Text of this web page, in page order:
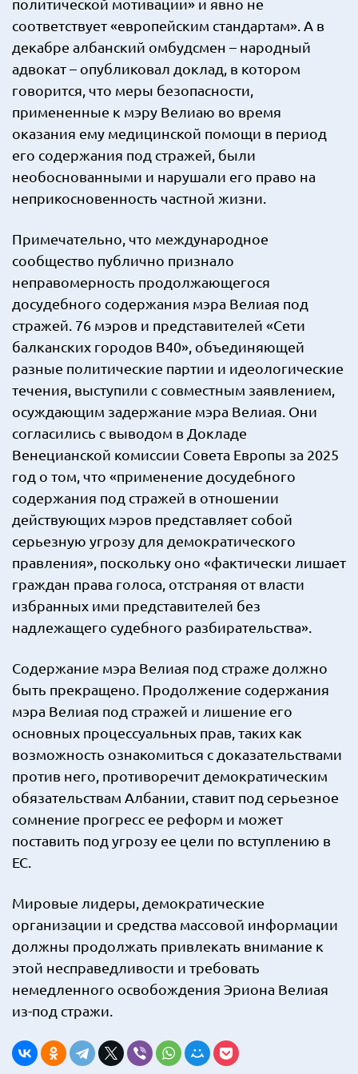
политической мотивации» и явно не
соответствует «европейским стандартам». А в
декабре албанский омбудсмен – народный
адвокат – опубликовал доклад, в котором
говорится, что меры безопасности,
примененные к мэру Велиаю во время
оказания ему медицинской помощи в период
его содержания под стражей, были
необоснованными и нарушали его право на
неприкосновенность частной жизни.
Примечательно, что международное
сообщество публично признало
неправомерность продолжающегося
досудебного содержания мэра Велиая под
стражей. 76 мэров и представителей «Сети
балканских городов B40», объединяющей
разные политические партии и идеологические
течения, выступили с совместным заявлением,
осуждающим задержание мэра Велиая. Они
согласились с выводом в Докладе
Венецианской комиссии Совета Европы за 2025
год о том, что «применение досудебного
содержания под стражей в отношении
действующих мэров представляет собой
серьезную угрозу для демократического
правления», поскольку оно «фактически лишает
граждан права голоса, отстраняя от власти
избранных ими представителей без
надлежащего судебного разбирательства».
Содержание мэра Велиая под страже должно
быть прекращено. Продолжение содержания
мэра Велиая под стражей и лишение его
основных процессуальных прав, таких как
возможность ознакомиться с доказательствами
против него, противоречит демократическим
обязательствам Албании, ставит под серьезное
сомнение прогресс ее реформ и может
поставить под угрозу ее цели по вступлению в
ЕС.
Мировые лидеры, демократические
организации и средства массовой информации
должны продолжать привлекать внимание к
этой несправедливости и требовать
немедленного освобождения Эриона Велиая
из-под стражи.